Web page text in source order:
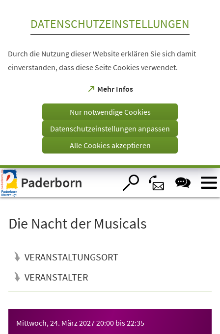
Visuelle
Assistenzsoftware
öffnen.
DATENSCHUTZEINSTELLUNGEN
Durch die Nutzung dieser Website erklären Sie sich damit
einverstanden, dass diese Seite Cookies verwendet.
Mehr Infos
(Öffnet
einem
Tab)
Nur notwendige Cookies
Datenschutzeinstellungen anpassen
Alle Cookies akzeptieren
Paderborn
Die Nacht der Musicals
VERANSTALTUNGSORT
VERANSTALTER
Mittwoch, 24. März 202720:00 bis22:35